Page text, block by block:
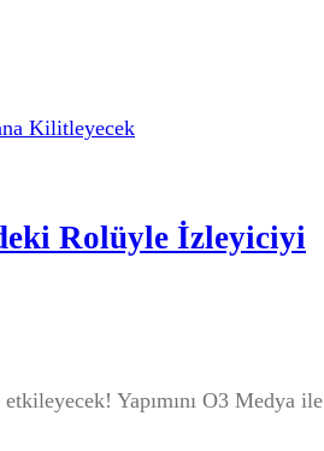
Rolüyle İzleyiciyi
Yapımını O3 Medya ile